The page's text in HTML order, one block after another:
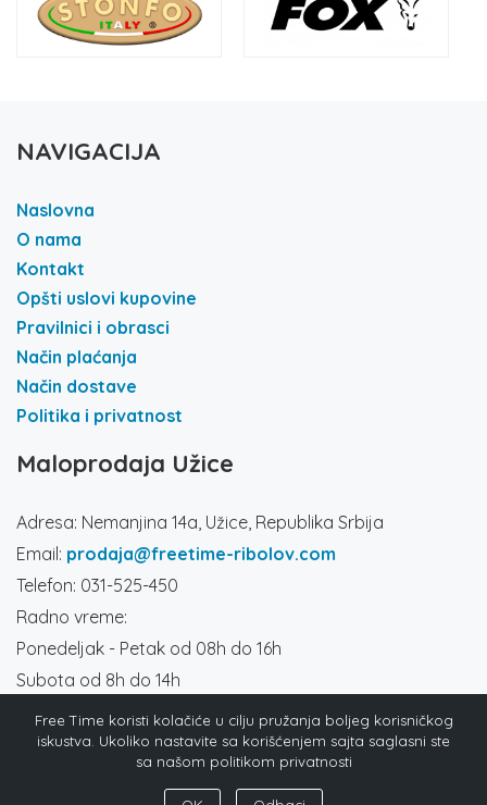
NAVIGACIJA
Naslovna
O nama
Kontakt
Opšti uslovi kupovine
Pravilnici i obrasci
Način plaćanja
Način dostave
Politika i privatnost
Maloprodaja Užice
Adresa: Nemanjina 14a, Užice, Republika Srbija
Email: prodaja@freetime-ribolov.com
Telefon: 031-525-450
Radno vreme:
Ponedeljak - Petak od 08h do 16h
Subota od 8h do 14h
Društvene mreže
Free Time koristi kolačiće u cilju pružanja boljeg korisničkog
iskustva. Ukoliko nastavite sa korišćenjem sajta saglasni ste
sa našom politikom privatnosti